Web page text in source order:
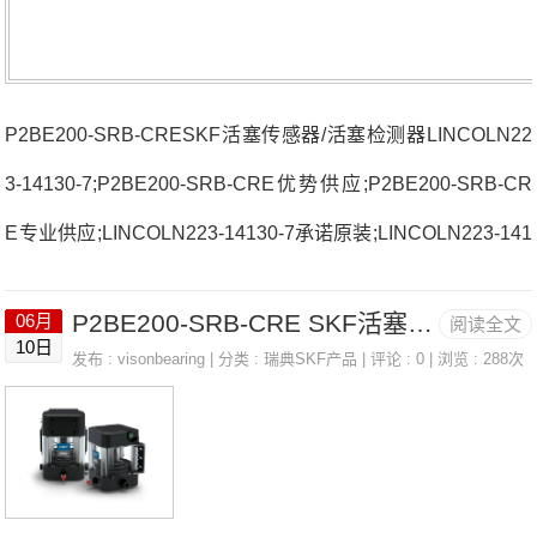
P2BE200-SRB-CRESKF活塞传感器/活塞检测器LINCOLN22
3-14130-7;P2BE200-SRB-CRE优势供应;P2BE200-SRB-CR
E专业供应;LINCOLN223-14130-7承诺原装;LINCOLN223-141
厂家6312.ZZC3(J30)71922HVQ21J84法国SNR轴承3310.AC
0.AC3(J30)参数3310.AC3(J30)价格,3310.AC3(J30)采购 热销
型号推荐：3310.AC3(J30)，CB224M80H
阅读全文
06月
10日
P2BE200-SRB-CRE SKF活塞传感器/活塞检测器 LINCOLN 223-14130-7
发布 :visonbearing | 分类 :瑞典SKF产品 | 评论 : 0 | 浏览 : 288次